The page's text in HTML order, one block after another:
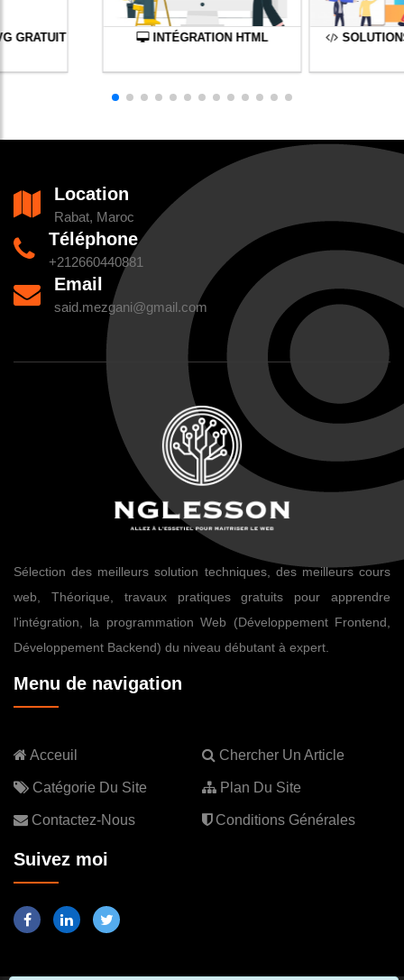
GRATUIT INTÉGRATION HTML
Location
Rabat, Maroc
Téléphone
+212660440881
Email
said.mezgani@gmail.com
Sélection des meilleurs solution techniques, des meilleurs cours
web, Théorique, travaux pratiques gratuits pour apprendre
l'intégration, la programmation Web (Développement Frontend,
Développement Backend) du niveau débutant à expert.
Menu de navigation
Acceuil Chercher Un Article
Catégorie Du Site Plan Du Site
Contactez-Nous Conditions Générales
Suivez moi